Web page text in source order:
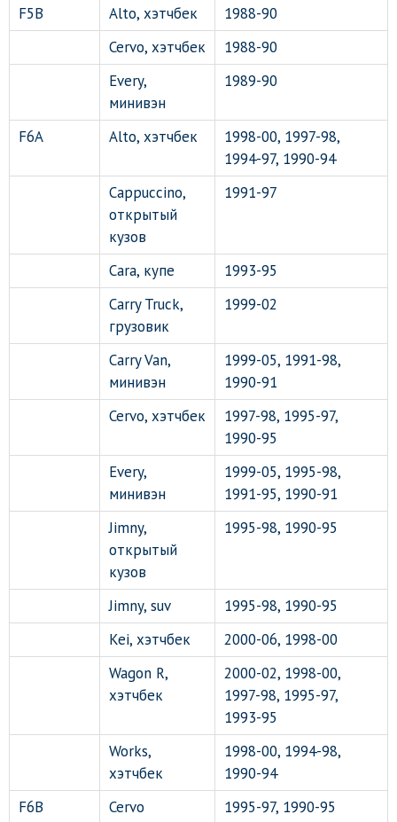
F5B Alto, хэтчбек
1988-90
Cervo, хэтчбек
1988-90
Every,
минивэн
1989-90
F6A Alto, хэтчбек
1998-00, 1997-98,
1994-97, 1990-94
Cappuccino,
открытый
кузов
1991-97
Cara, купе
1993-95
Carry Truck,
грузовик
1999-02
Carry Van,
минивэн
1999-05, 1991-98,
1990-91
Cervo, хэтчбек
1997-98, 1995-97,
1990-95
Every,
минивэн
1999-05, 1995-98,
1991-95, 1990-91
Jimny,
открытый
кузов
1995-98, 1990-95
Jimny, suv
1995-98, 1990-95
Kei, хэтчбек
2000-06, 1998-00
Wagon R,
хэтчбек
2000-02, 1998-00,
1997-98, 1995-97,
1993-95
Works,
хэтчбек
1998-00, 1994-98,
1990-94
F6B
Cervo 1995-97, 1990-95